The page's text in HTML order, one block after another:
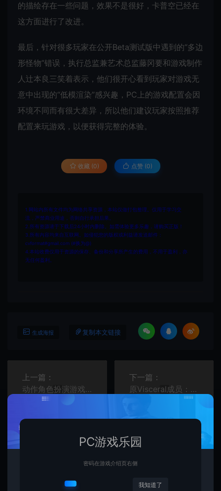
的描绘存在一些问题，效果不是很好，卡普空已经在
这方面进行了改进。
最后，针对很多玩家在公开Beta测试版中遇到的“多边
形怪物”错误，执行总监兼艺术总监藤冈要和游戏制作
人辻本良三笑着表示，他们很开心看到玩家对游戏无
意中出现的“低模渲染”感兴趣，PC上的游戏配置会因
环境不同而有很大差异，所以他们建议玩家按照推荐
配置来玩游戏，以便获得完整的体验。
收藏 (0) 点赞 (0)
1.网站内所有文件均为网络共享资源，本站仅做打包整理。仅用于学习交
流，严禁商业用途，否则自行承担后果。
2.所有资源请于下载后24小时内删除。如需体验更多乐趣，请购买正版！
3.所有内容均来自互联网。如侵犯您的版权或利益请发送邮件：
cvformat#gmail.com (#换为@)
4.本站收费仅用于资源的保存、备份和分享所产生的费用，不用于盈利，亦
无任何盈利。
生成海报 复制本文链接
上一篇：
动作角色扮演游戏《Hell Clock》Steam页面公布
下一篇：
原Visceral成员：我们想做《死亡空间4》但EA拒绝合作
PC游戏乐园
密码在游戏介绍页右侧
我知道了